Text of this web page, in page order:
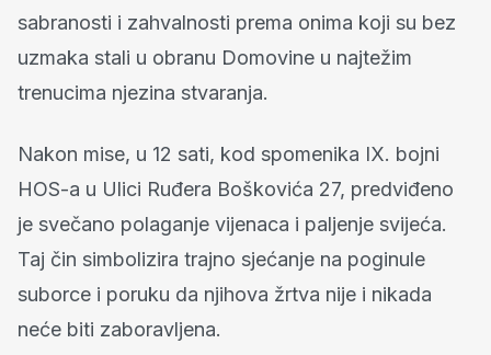
sabranosti i zahvalnosti prema onima koji su bez
uzmaka stali u obranu Domovine u najtežim
trenucima njezina stvaranja.
Nakon mise, u 12 sati, kod spomenika IX. bojni
HOS-a u Ulici Ruđera Boškovića 27, predviđeno
je svečano polaganje vijenaca i paljenje svijeća.
Taj čin simbolizira trajno sjećanje na poginule
suborce i poruku da njihova žrtva nije i nikada
neće biti zaboravljena.